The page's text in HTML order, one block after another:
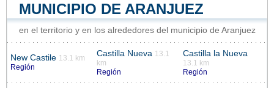
MUNICIPIO DE ARANJUEZ
en el territorio y en los alrededores del municipio de Aranjuez
New Castile 13.1 km
Región
Castilla Nueva 13.1
km
Región
Castilla la Nueva
13.1 km
Región